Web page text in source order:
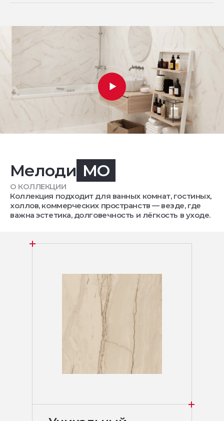
Мелоди MO
О КОЛЛЕКЦИИ
Коллекция подходит для ванных комнат, гостиных,
холлов, коммерческих пространств — везде, где
важна эстетика, долговечность и лёгкость в уходе.